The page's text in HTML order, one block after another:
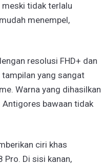
meski tidak terlalu
menempel,
resolusi FHD+ dan
yang sangat
Warna yang dihasilkan
Antigores bawaan tidak
ciri khas
Di sisi kanan,